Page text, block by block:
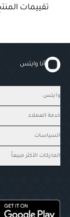
تقييمات
أنا وايتس
وايتس
خدمة العملاء
السياسات
الماركات الأكثر مبيعاً